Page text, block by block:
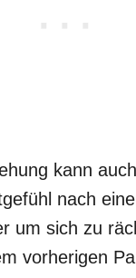
kann
nach
um sich zu
vorherigen